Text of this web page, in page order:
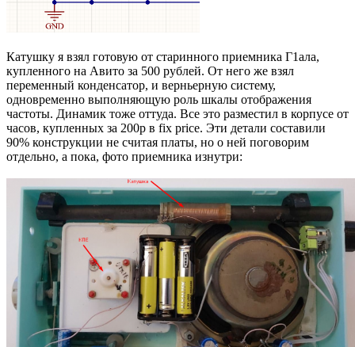
Катушку я взял готовую от старинного приемника Г1ала,
купленного на Авито за 500 рублей. От него же взял
переменный конденсатор, и верньерную систему,
одновременно выполняющую роль шкалы отображения
частоты. Динамик тоже оттуда. Все это разместил в корпусе от
часов, купленных за 200р в fix price. Эти детали составили
90% конструкции не считая платы, но о ней поговорим
отдельно, а пока, фото приемника изнутри: